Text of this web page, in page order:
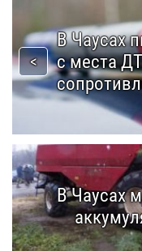
В Чаусах
с места
В Чаусах